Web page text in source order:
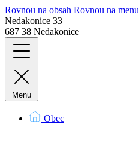
Rovnou na obsah Rovnou na menu
Nedakonice 33
687 38 Nedakonice
Menu
Obec